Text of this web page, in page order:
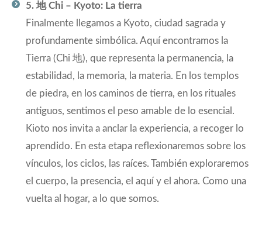
5. 地 Chi – Kyoto: La tierra
Finalmente llegamos a Kyoto, ciudad sagrada y
profundamente simbólica. Aquí encontramos la
Tierra (Chi 地), que representa la permanencia, la
estabilidad, la memoria, la materia. En los templos
de piedra, en los caminos de tierra, en los rituales
antiguos, sentimos el peso amable de lo esencial.
Kioto nos invita a anclar la experiencia, a recoger lo
aprendido. En esta etapa reflexionaremos sobre los
vínculos, los ciclos, las raíces. También exploraremos
el cuerpo, la presencia, el aquí y el ahora. Como una
vuelta al hogar, a lo que somos.